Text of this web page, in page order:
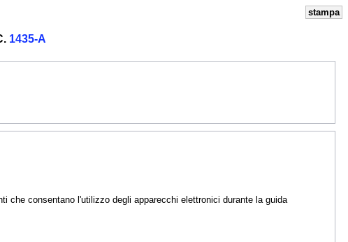
stampa
1435-A
che consentano l'utilizzo degli apparecchi elettronici durante la guida